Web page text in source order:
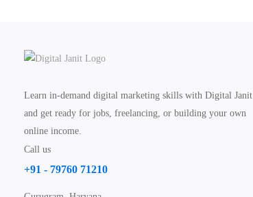
Learn in-demand digital marketing skills with Digital Janit
and get ready for jobs, freelancing, or building your own
online income.
Call us
+91 - 79760 71210